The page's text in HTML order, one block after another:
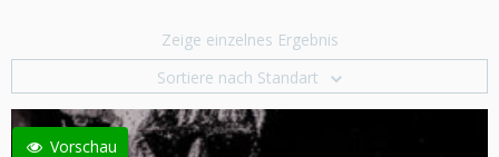
Zeige einzelnes Ergebnis
Sortiere nach Standart
Vorschau